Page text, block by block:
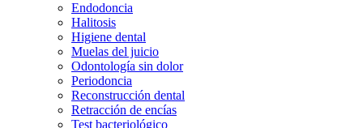
Endodoncia
Halitosis
Higiene dental
Muelas del juicio
Odontología sin dolor
Periodoncia
Reconstrucción dental
Retracción de encías
Test bacteriológico